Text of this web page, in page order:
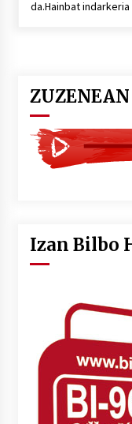
da
lan
Tiga,
da.Hainbat
Izan Bilbo